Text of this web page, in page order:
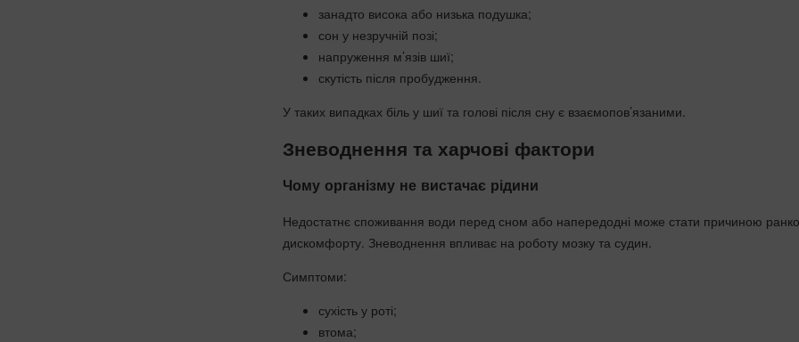
занадто висока або низька подушка;
сон у незручній позі;
напруження м’язів шиї;
скутість після пробудження.
У таких випадках біль у шиї та голові після сну є взаємопов’язаними.
Зневоднення та харчові фактори
Чому організму не вистачає рідини
Недостатнє споживання води перед сном або напередодні може стати причиною
дискомфорту. Зневоднення впливає на роботу мозку та судин.
Симптоми:
сухість у роті;
втома;